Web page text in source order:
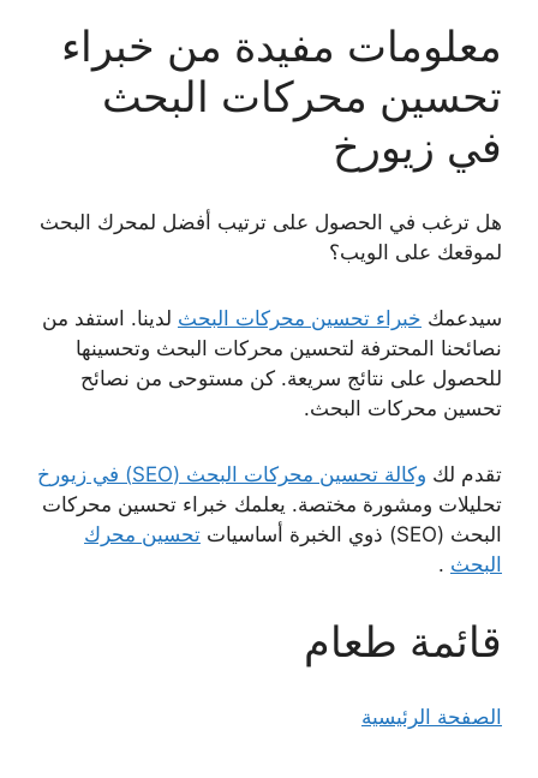
معلومات مفيدة من خبراء
تحسين محركات البحث
في زيورخ
هل ترغب في الحصول على ترتيب أفضل لمحرك البحث
لموقعك على الويب؟
سيدعمك خبراء تحسين محركات البحث لدينا. استفد من
نصائحنا المحترفة لتحسين محركات البحث وتحسينها
للحصول على نتائج سريعة. كن مستوحى من نصائح
تحسين محركات البحث.
تقدم لك وكالة تحسين محركات البحث (SEO) في زيورخ
تحليلات ومشورة مختصة. يعلمك خبراء تحسين محركات
البحث (SEO) ذوي الخبرة أساسيات
تحسين محرك
البحث .
قائمة طعام
الصفحة الرئيسية